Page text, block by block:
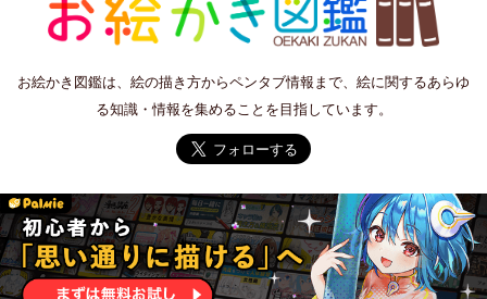
お絵かき図鑑は、絵の描き方からペンタブ情報まで、絵に関するあらゆ
る知識・情報を集めることを目指しています。